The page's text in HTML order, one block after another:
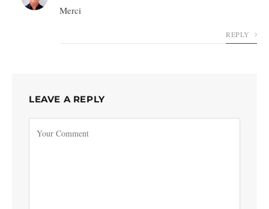
Merci
REPLY
LEAVE A REPLY